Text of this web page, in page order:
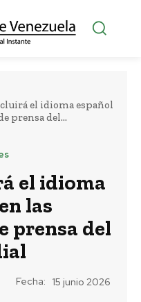
el idioma español
prensa del...
el idioma
las
prensa del
Fecha: 15 junio 2026